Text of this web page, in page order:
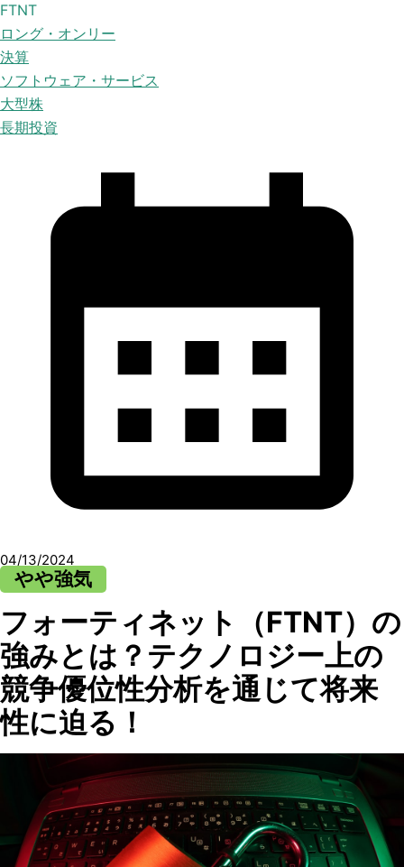
FTNT
ロング・オンリー
決算
ソフトウェア・サービス
大型株
長期投資
04/13/2024
やや強気
フォーティネット（FTNT）の
強みとは？テクノロジー上の
競争優位性分析を通じて将来
性に迫る！